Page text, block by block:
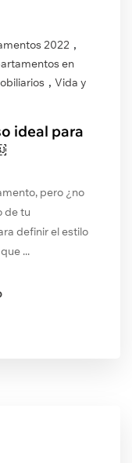
2022 ,
en
, Vida y
ideal para
pero ¿no
de tu
definir el estilo
...